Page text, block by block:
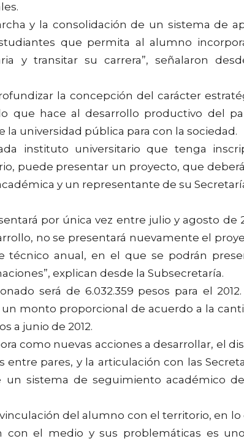
y la consolidación de un sistema de
que permita al alumno
y transitar su carrera”, señalaron
la concepción del carácter
que hace al desarrollo productivo del
universidad pública para con la sociedad.
instituto universitario que tenga
puede presentar un proyecto, que
y un representante de su
por única vez entre julio y agosto de
no se presentará nuevamente el
anual, en el que se podrán
explican desde la Subsecretaría.
será de 6.032.359 pesos para el
monto proporcional de acuerdo a la
a junio de 2012.
como nuevas acciones a desarrollar, el
pares, y la articulación con las
un sistema de seguimiento académico
del alumno con el territorio, en lo
con el medio y sus problemáticas es